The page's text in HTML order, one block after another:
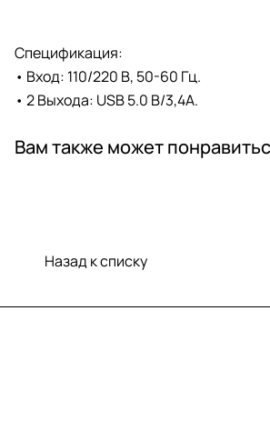
Спецификация:
• Вход: 110/220 В, 50-60 Гц.
• 2 Выхода: USB 5.0 В/3,4A.
Вам также может
Назад к списку